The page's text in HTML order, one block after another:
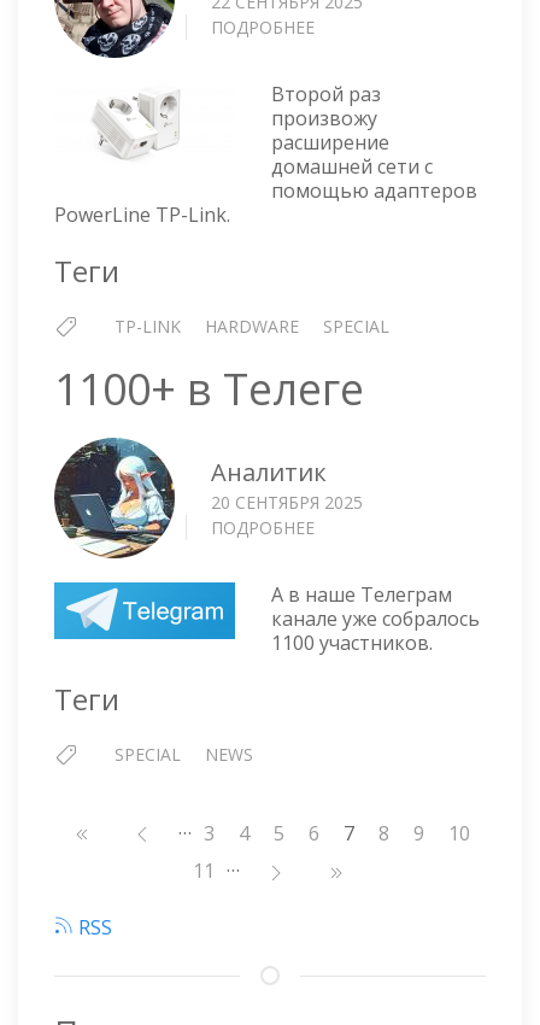
ПОДРОБНЕЕ
TP-
LINK
—
РАСШИРЯЮ
СЕТЬ
Второй раз
произвожу
расширение
домашней сети с
помощью адаптеров
PowerLine TP-Link.
Теги
TP-LINK HARDWARE SPECIAL
1100+ в Телеге
Аналитик
20 СЕНТЯБРЯ 2025
ПОДРОБНЕЕ
ТЕЛЕГЕ
А в наше Телеграм
канале уже собралось
1100 участников.
Теги
SPECIAL NEWS
Нумерация
… Страница
3 Страница
4 Страница
5 Страница
6 7 Страница
8 Страница
9
10
Страница
11 …
RSS